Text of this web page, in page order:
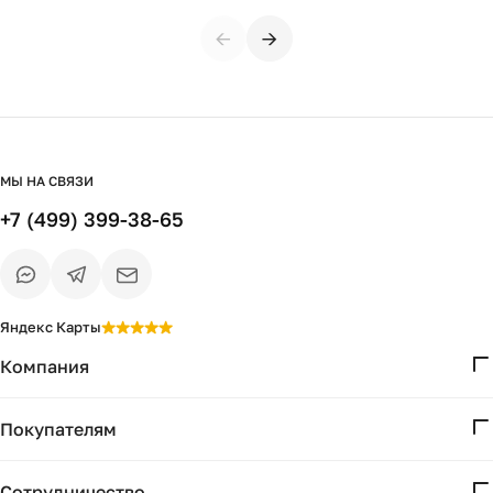
← →
Компания
Проекты
Покупателям
МЫ НА СВЯЗИ
+7 (499) 399-38-65
Яндекс Карты